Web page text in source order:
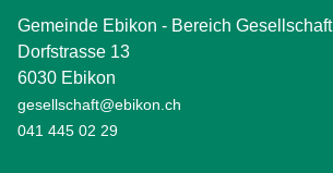
Gemeinde Ebikon - Bereich Gesellschaft
Dorfstrasse 13
6030 Ebikon
gesellschaft@ebikon.ch
041 445 02 29